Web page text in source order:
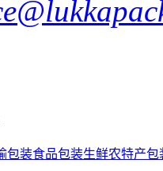
包装食品包装生鲜农特产包